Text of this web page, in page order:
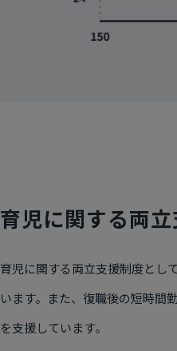
育児に関する両
育児に関する両立支援制度とし
います。また、復職後の短時間
を支援しています。